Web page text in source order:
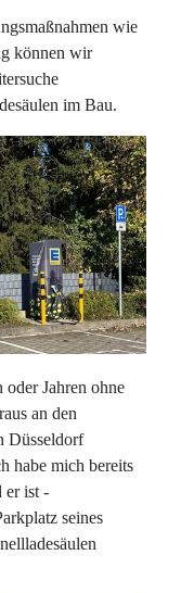
wie
können wir
im Bau.
Jahren ohne
an den
Düsseldorf
habe mich bereits
er ist -
seines